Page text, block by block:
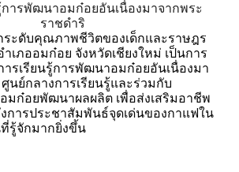
การพัฒนาอมก๋อยอันเนื่องมาจากพระ
ราชดำริ
ะดับคุณภาพชีวิตของเด็กและราษฎร
เภออมก๋อย จังหวัดเชียงใหม่ เป็นการ
ารเรียนรู้การพัฒนาอมก๋อยอันเนื่องมา
นย์กลางการเรียนรู้และร่วมกับ
มก๋อยพัฒนาผลผลิต เพื่อส่งเสริมอาชีพ
การประชาสัมพันธ์จุดเด่นของกาแฟใน
รู้จักมากยิ่งขึ้น